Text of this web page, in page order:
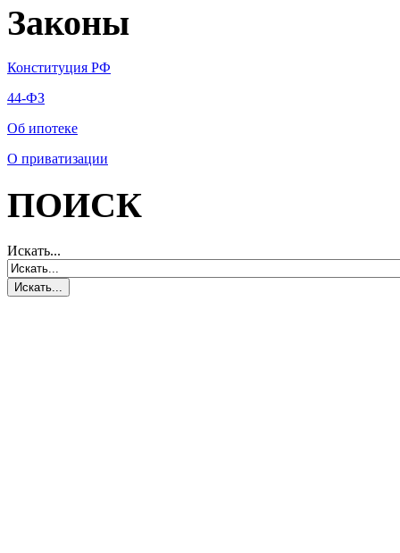
Законы
Конституция РФ
44-ФЗ
Об ипотеке
О приватизации
ПОИСК
Искать...